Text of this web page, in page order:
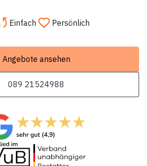
Einfach Persönlich
Angebote ansehen
089 21524988